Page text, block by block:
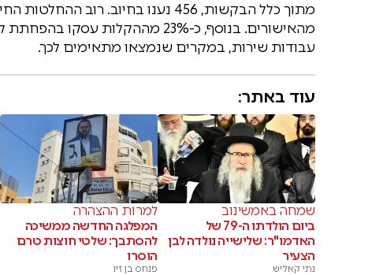
עבודות שירות, במקרים שנמצאו מתאימים לכך.
עוד באתר:
שמחה באמשינוב
ביום הולדתו ה-79 של
האדמו"ר: שלישייה נולדה לבן
הצעיר
נתי קאליש
למרות ההצהרה
המפלגה החדשה ממשיכה
להסתבך: שלטי חוצות טרם
הוסרו
פנחס בן זיו